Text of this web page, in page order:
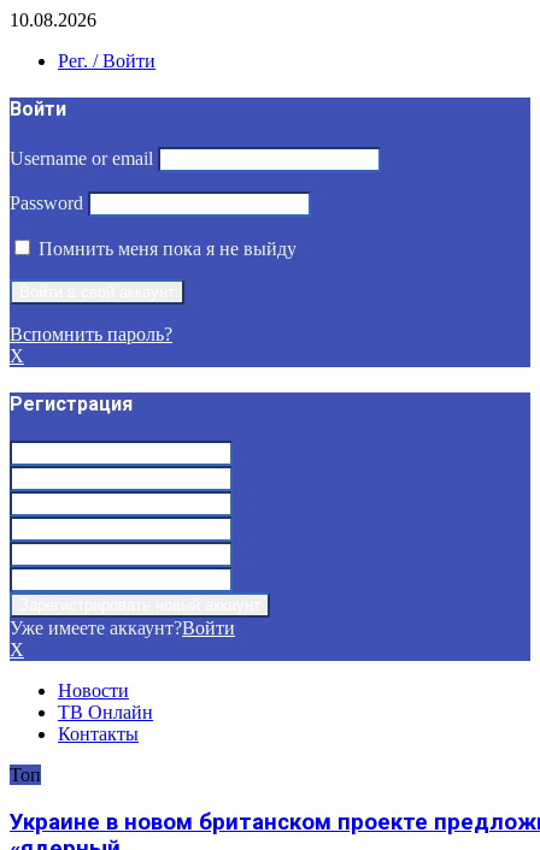
10.08.2026
Рег. / Войти
Войти
Username or email
Password
Помнить меня пока я не выйду
Вспомнить пароль?
X
Регистрация
Уже имеете аккаунт?Войти
X
Новости
ТВ Онлайн
Контакты
Топ
Украине в новом британском проекте